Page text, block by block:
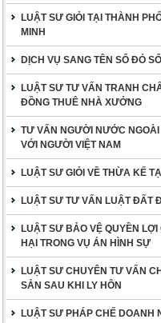
LUẬT SƯ GIỎI TẠI THÀNH
MINH
DỊCH VỤ SANG TÊN SỔ ĐỎ
LUẬT SƯ TƯ VẤN TRANH
ĐỒNG THUÊ NHÀ XƯỞNG
TƯ VẤN NGƯỜI NƯỚC NGOÀI
VỚI NGƯỜI VIỆT NAM
LUẬT SƯ GIỎI VỀ THỪA KẾ
LUẬT SƯ TƯ VẤN LUẬT ĐẤT
LUẬT SƯ BẢO VỆ QUYỀN LỢI
HẠI TRONG VỤ ÁN HÌNH SỰ
LUẬT SƯ CHUYÊN TƯ VẤN
SẢN SAU KHI LY HÔN
LUẬT SƯ PHÁP CHẾ DOANH